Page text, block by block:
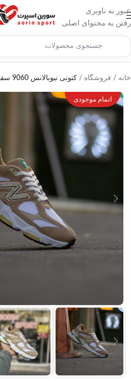
عبور به ناوبری
رفتن به محتوای اصلی
خانه / فروشگاه / کتونی نیوبالانس 9060 سفید کرم سایز بزرگ کد 5946
اتمام موجودی